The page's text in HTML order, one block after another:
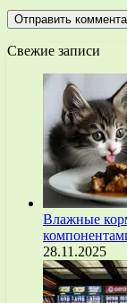
Свежие записи
Влажные
28.11.2025